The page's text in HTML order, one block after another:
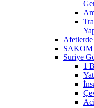
Afetlerde
SAKOM
Suriye
1